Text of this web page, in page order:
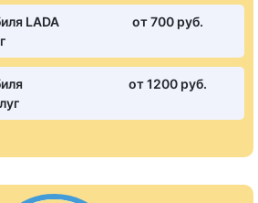
LADA
от 700 pуб.
от 1200 pуб.